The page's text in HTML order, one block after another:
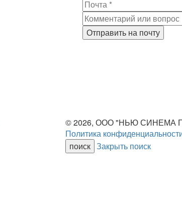
Отправить на почту
© 2026, ООО "НЬЮ СИНЕМА
Политика
Закрыть поиск